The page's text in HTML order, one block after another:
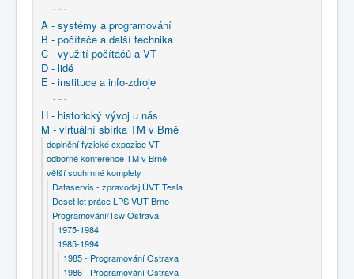
- - -
A - systémy a programování
B - počítače a další technika
C - využití počítačů a VT
D - lidé
E - instituce a info-zdroje
- - -
H - historický vývoj u nás
M - virtuální sbírka TM v Brně
doplnění fyzické expozice VT
odborné konference TM v Brně
větší souhrnné komplety
Dataservis - zpravodaj ÚVT Tesla
Deset let práce LPS VUT Brno
Programování/Tsw Ostrava
1975-1984
1985-1994
1985 - Programování Ostrava
1986 - Programování Ostrava